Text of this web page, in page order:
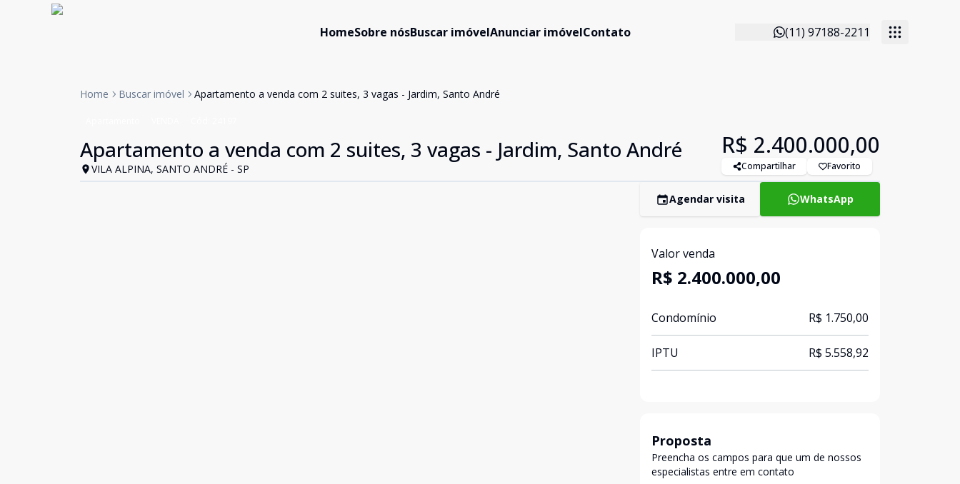
HomeSobre nósBuscar imóvelAnunciar imóvelContato (11) 97188-2211
Home Buscar imóvel Apartamento a venda com 2 suites, 3 vagas - Jardim, Santo André
Apartamento a venda com 2 suites, 3 vagas - Jardim, Santo André
VILA ALPINA, SANTO ANDRÉ - SP
R$ 2.400.000,00
Compartilhar Favorito
Agendar visita WhatsApp
Valor venda
R$ 2.400.000,00
Condomínio R$ 1.750,00
IPTU R$ 5.558,92
Proposta
Preencha os campos para que um de nossos
especialistas entre em contato